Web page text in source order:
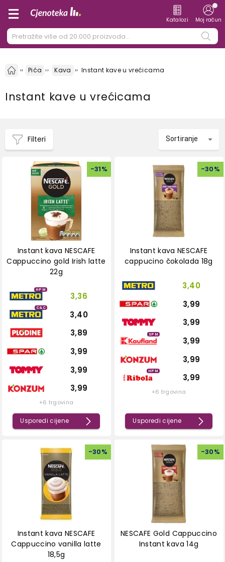
Katalozi Moj račun
Pića Kava Instant kave u vrećicama
Instant kave u vrećicama
Filteri Sortiranje
-31%
Instant kava NESCAFE
Cappuccino gold Irish latte
22g
HPM
3,36
C&C
3,40
3,89
3,99
3,99
3,99
+6 trgovina
Usporedi cijene
-30%
Instant kava NESCAFE
cappucino čokolada 18g
3,40
3,99
3,99
SPM
3,99
3,99
HPM
3,99
+6 trgovina
Usporedi cijene
-30%
Instant kava NESCAFE
Cappuccino vanilla latte
18,5g
-30%
NESCAFE Gold Cappuccino
Instant kava 14g